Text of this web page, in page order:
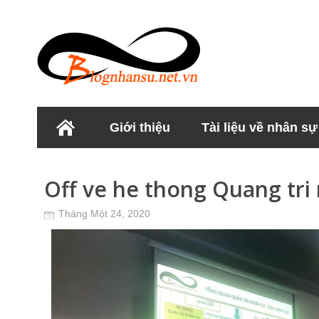
Giới thiệu Tài liệu về nhân sự
Off ve he thong Quang tri
Tháng Một 24, 2020